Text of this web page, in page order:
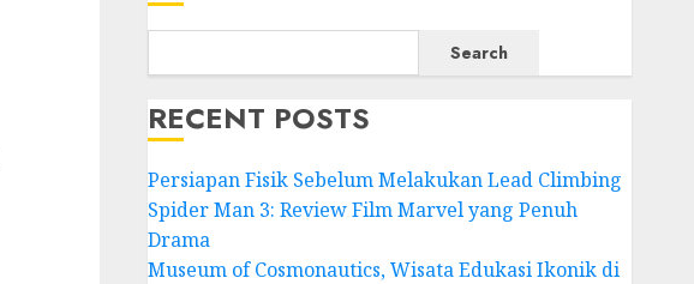
Search
RECENT POSTS
Persiapan Fisik Sebelum Melakukan Lead Climbing
Spider Man 3: Review Film Marvel yang Penuh
Drama
Museum of Cosmonautics, Wisata Edukasi Ikonik di